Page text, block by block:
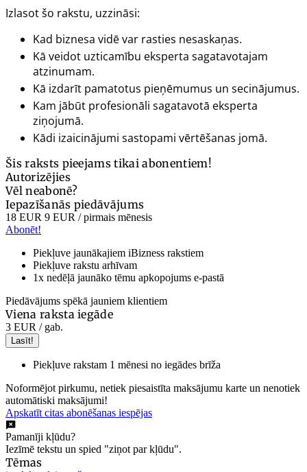
Izlasot šo rakstu, uzzināsi:
Kad biznesa vidē var rasties nesaskaņas.
Kā veidot uzticamību eksperta sagatavotajam
atzinumam.
Kā izdarīt pamatotus pieņēmumus un secinājumus.
Kam jābūt profesionāli sagatavotā eksperta
ziņojumā.
Kādi izaicinājumi sastopami vērtēšanas jomā.
Šis raksts pieejams tikai abonentiem!
Autorizējies
Vēl neabonē?
Iepazīšanās piedāvājums
18 EUR 9 EUR / pirmais mēnesis
Abonēt!
Piekļuve jaunākajiem iBizness rakstiem
Piekļuve rakstu arhīvam
1x nedēļā jaunāko tēmu apkopojums e-pastā
Piedāvājums spēkā jauniem klientiem
Viena raksta iegāde
3 EUR / gab.
Lasīt!
Piekļuve rakstam 1 mēnesi no iegādes brīža
Noformējot pirkumu, netiek piesaistīta maksājumu karte un nenotiek
automātiski maksājumi!
Apskatīt citas abonēšanas iespējas
Pamanīji kļūdu?
Iezīmē tekstu un spied "ziņot par kļūdu".
Tēmas